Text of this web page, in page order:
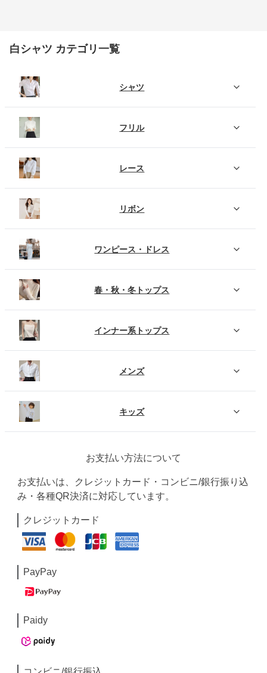
白シャツ カテゴリ一覧
シャツ
フリル
レース
リボン
ワンピース・ドレス
春・秋・冬トップス
インナー系トップス
メンズ
キッズ
お支払い方法について
お支払いは、クレジットカード・コンビニ/銀行振り込
み・各種QR決済に対応しています。
クレジットカード
PayPay
Paidy